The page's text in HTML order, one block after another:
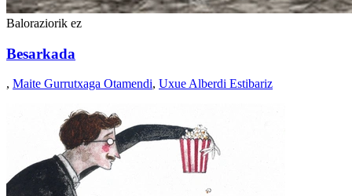
Baloraziorik ez
Besarkada
, Maite Gurrutxaga Otamendi, Uxue Alberdi Estibariz